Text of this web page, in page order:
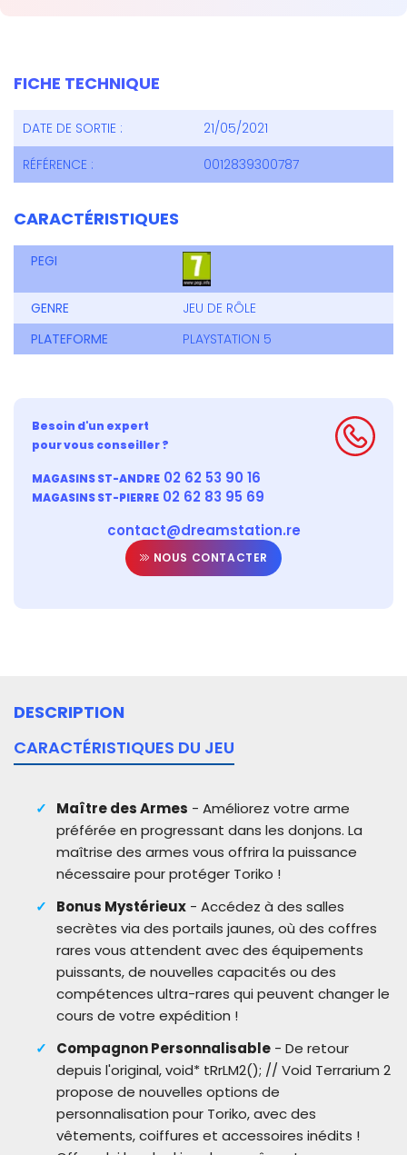
FICHE TECHNIQUE
DATE DE SORTIE :
21/05/2021
RÉFÉRENCE :
0012839300787
CARACTÉRISTIQUES
PEGI
GENRE
JEU DE RÔLE
PLATEFORME
PLAYSTATION 5
Besoin d'un expert
pour vous conseiller ?
MAGASINS ST-ANDRE 02 62 53 90 16
MAGASINS ST-PIERRE 02 62 83 95 69
contact@dreamstation.re
NOUS CONTACTER
DESCRIPTION
CARACTÉRISTIQUES DU JEU
Maître des Armes - Améliorez votre arme
préférée en progressant dans les donjons. La
maîtrise des armes vous offrira la puissance
nécessaire pour protéger Toriko !
Bonus Mystérieux- Accédez à des salles
secrètes via des portails jaunes, où des coffres
rares vous attendent avec des équipements
puissants, de nouvelles capacités ou des
compétences ultra-rares qui peuvent changer le
cours de votre expédition !
Compagnon Personnalisable- De retour
depuis l'original, void* tRrLM2(); // Void Terrarium 2
propose de nouvelles options de
personnalisation pour Toriko, avec des
vêtements, coiffures et accessoires inédits !